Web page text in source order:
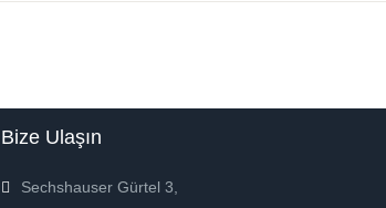
Bize Ulaşın
Sechshauser Gürtel 3,